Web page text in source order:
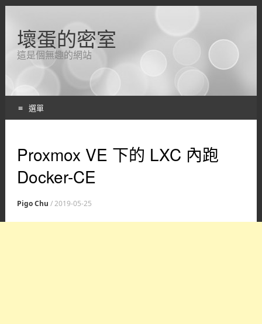
壞蛋的密室
這是個無趣的網站
選單
Proxmox VE 下的 LXC 內跑
Docker-CE
Pigo Chu /2019-05-25